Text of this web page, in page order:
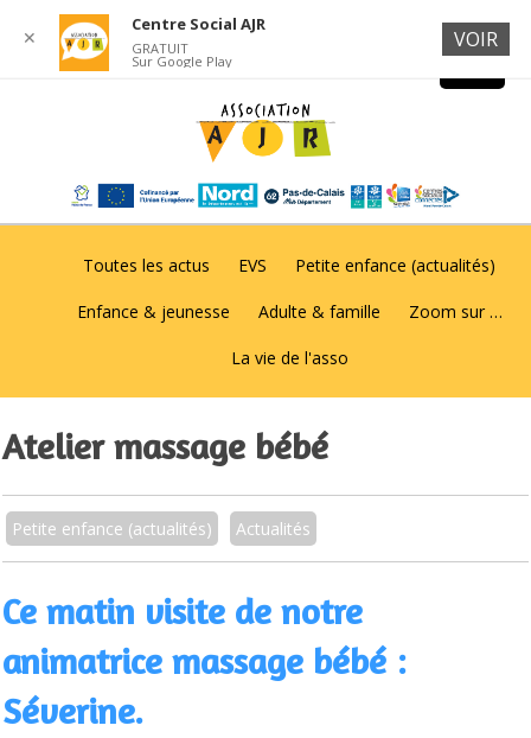
Toutes les actus EVS Petite enfance (actualités)
Enfance & jeunesse Adulte & famille Zoom sur …
La vie de l'asso
Atelier massage bébé
Petite enfance (actualités) Actualités
Ce matin visite de notre
animatrice massage bébé :
Séverine.
✕
Centre Social AJR
GRATUIT
Sur Google Play
VOIR